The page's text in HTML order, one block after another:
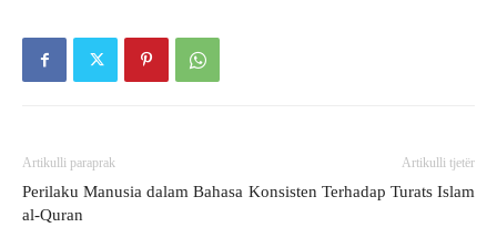
Artikulli paraprak
Perilaku Manusia dalam Bahasa
al-Quran
Artikulli tjetër
Konsisten Terhadap Turats Islam